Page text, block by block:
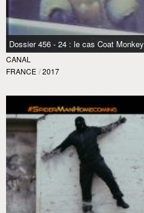
Dossier 456 - 24 : le cas Coat Monkey
CANAL
FRANCE / 2017